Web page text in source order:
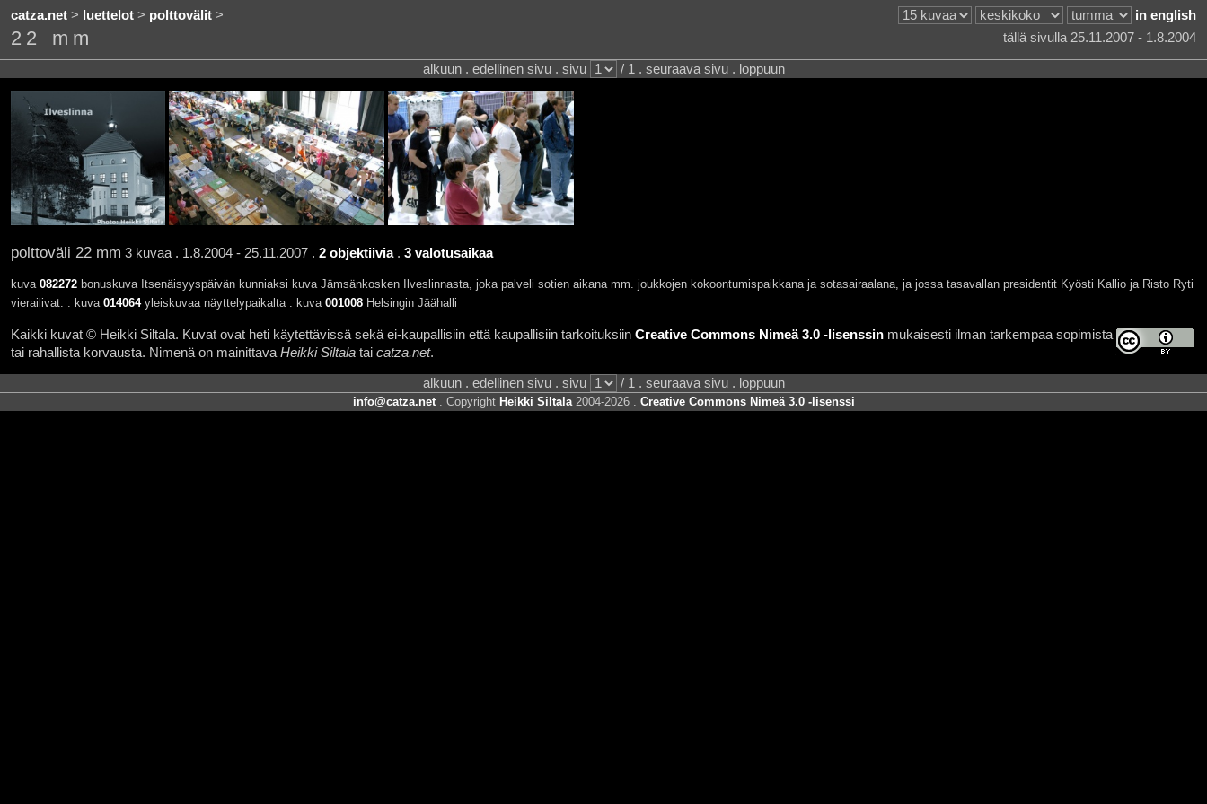
catza.net> luettelot> polttovälit> in english
22 mm tällä sivulla 25.11.2007 - 1.8.2004
alkuun . edellinen sivu . sivu / 1 . seuraava sivu . loppuun
polttoväli 22 mm 3 kuvaa . 1.8.2004 - 25.11.2007 . 2 objektiivia. 3 valotusaikaa
kuva 082272bonuskuva Itsenäisyyspäivän kunniaksi kuva Jämsänkosken Ilveslinnasta, joka palveli sotien aikana mm. joukkojen kokoontumispaikkana ja sotasairaalana, ja jossa tasavallan presidentit Kyösti Kallio ja Risto Ryti
vierailivat. . kuva 014064yleiskuvaa näyttelypaikalta . kuva 001008Helsingin Jäähalli
Kaikki kuvat © Heikki Siltala. Kuvat ovat heti käytettävissä sekä ei-kaupallisiin että kaupallisiin tarkoituksiin Creative Commons Nimeä 3.0 -lisenssinmukaisesti ilman tarkempaa sopimista
tai rahallista korvausta. Nimenä on mainittava Heikki Siltalatai catza.net.
alkuun . edellinen sivu . sivu / 1 . seuraava sivu . loppuun
info@catza.net. Copyright Heikki Siltala2004-2026 . Creative Commons Nimeä 3.0 -lisenssi